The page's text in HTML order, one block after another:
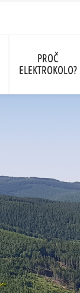
PROČ
ELEKTROKOLO?